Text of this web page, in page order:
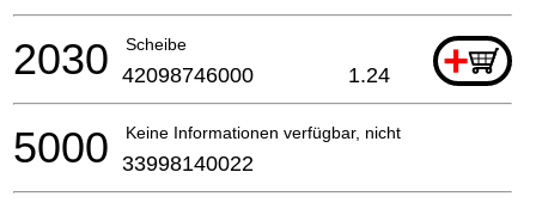
Scheibe +
2030 42098746000 1.24
Keine Informationen verfügbar, nicht bestellbar
5000 33998140022